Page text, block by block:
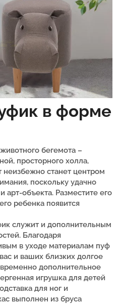
в форме
бегемота –
просторного холла,
станет центром
поскольку удачно
арт-объекта. Разместите его
ребенка появится
служит и дополнительным
Благодаря
в уходе материалам пуф
и ваших близких долгое
дополнительное
игрушка для детей
для ног и
выполнен из бруса